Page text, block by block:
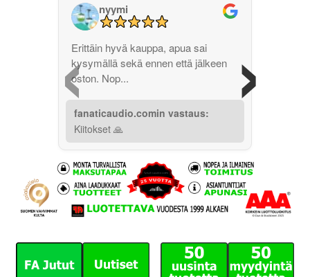
‹
nyymi
Erittäin hyvä kauppa, apua sai
kysymällä sekä ennen että jälkeen
oston. Nop...
fanaticaudio.comin vastaus:
Kiitokset 🙏
›